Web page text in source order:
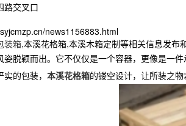
路交叉口
news1156883.html
装箱,本溪花格箱,本溪木箱定制等相关信息发布
姿脱颖而出。它不仅仅是一个容器，更像是一
的包装， 本溪花格箱的镂空设计，让所装之物